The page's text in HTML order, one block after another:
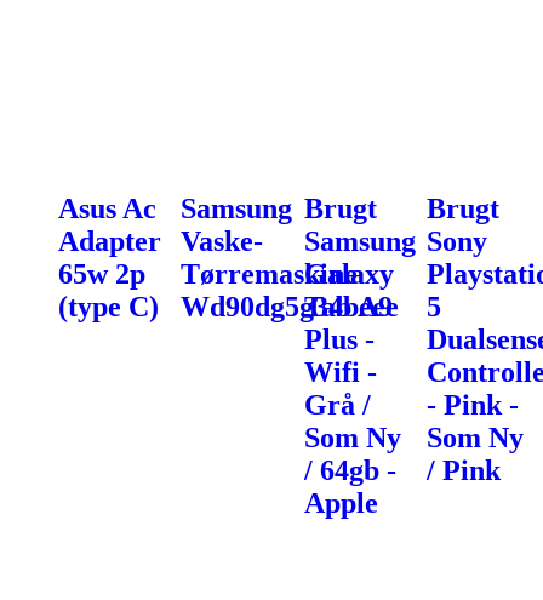
Asus Ac
Adapter
65w 2p
(type C)
Samsung
Vaske-
Tørremaskine
Wd90dg5g34beee
Brugt
Samsung
Galaxy
Tab A9
Plus -
Wifi -
Grå /
Som Ny
/ 64gb -
Apple
Brugt
Sony
5
- Pink -
Som Ny
/ Pink